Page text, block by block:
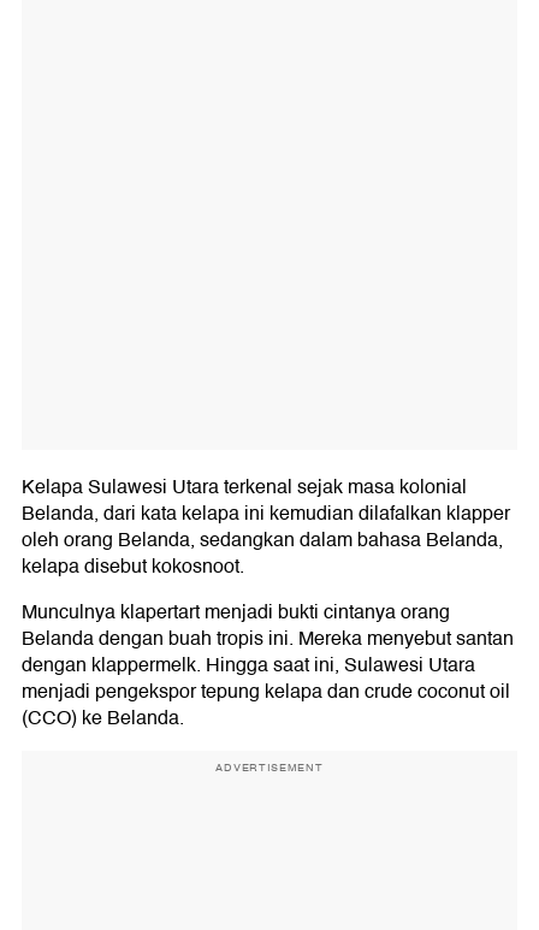
Kelapa Sulawesi Utara terkenal sejak masa kolonial
Belanda, dari kata kelapa ini kemudian dilafalkan klapper
oleh orang Belanda, sedangkan dalam bahasa Belanda,
kelapa disebut kokosnoot.
Munculnya klapertart menjadi bukti cintanya orang
Belanda dengan buah tropis ini. Mereka menyebut santan
dengan klappermelk. Hingga saat ini, Sulawesi Utara
menjadi pengekspor tepung kelapa dan crude coconut oil
(CCO) ke Belanda.
ADVERTISEMENT